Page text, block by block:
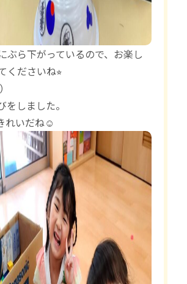
ぶら下がっているので、お楽し
くださいね⭐︎
をしました。
れいだね☺️